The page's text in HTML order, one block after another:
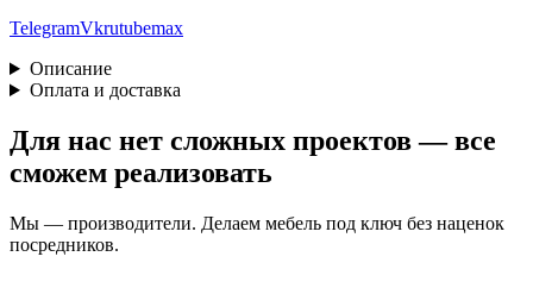
TelegramVkrutubemax
Описание
Оплата и доставка
Для нас нет сложных проектов — все
сможем реализовать
Мы — производители. Делаем мебель под ключ без наценок
посредников.